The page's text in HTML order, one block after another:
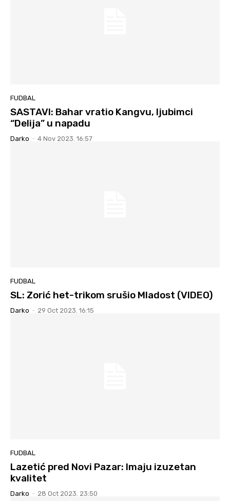
FUDBAL
SASTAVI: Bahar vratio Kangvu, ljubimci
“Delija” u napadu
Darko - 4 Nov 2023. 16:57
FUDBAL
SL: Zorić het-trikom srušio Mladost (VIDEO)
Darko - 29 Oct 2023. 16:15
FUDBAL
Lazetić pred Novi Pazar: Imaju izuzetan
kvalitet
Darko - 28 Oct 2023. 23:50